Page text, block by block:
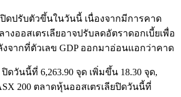
ดปรับตัวขึ้นในวันนี้ เนื่องจากมีการคาด
งออสเตรเลียอาจปรับลดอัตราดอกเบี้ยเพื่อ
จากที่ตัวเลข GDP ออกมาอ่อนแอกว่าคาด
ดวันนี้ที่ 6,263.90 จุด เพิ่มขึ้น 18.30 จุด,
200 ตลาดหุ้นออสเตรเลียปิดวันนี้ที่